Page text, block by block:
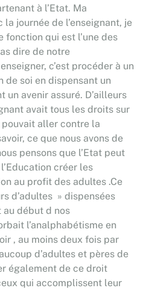
à l’Etat. Ma
journée de l’enseignant, je
qui est l’une des
dire de notre
c’est procéder à un
de soi en dispensant un
un avenir assuré. D’ailleurs
avait tous les droits sur
pouvait aller contre la
ce que nous avons de
pensons que l’Etat peut
créer les
au profit des adultes .Ce
d’adultes » dispensées
début d nos
l’analphabétisme en
, au moins deux fois par
d’adultes et pères de
également de ce droit
qui accomplissent leur